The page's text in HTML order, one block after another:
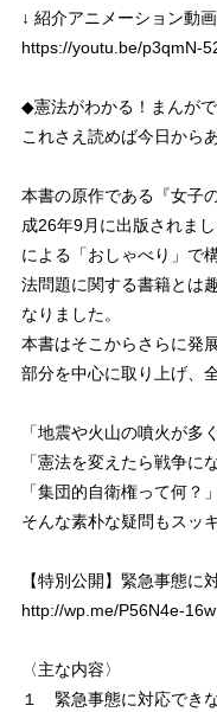
↓ 紹介アニメーション動画
https://youtu.be/p3qmN-
◆憲法がわかる！まんがで
これさえ読めば今日から
本書の原作である『女子
成26年9月に出版されま
による「おしゃべり」で
法問題に関する書籍とは
なりました。
本書はそこからさらに発
部分を中心に取り上げ、
「地震や火山の噴火が多
「憲法を変えたら戦争に
「集団的自衛権って何？」
そんな素朴な疑問もスッ
【特別公開】緊急事態に
http://wp.me/P56N4e-16w
〈主な内容〉
１ 緊急事態に対応でき